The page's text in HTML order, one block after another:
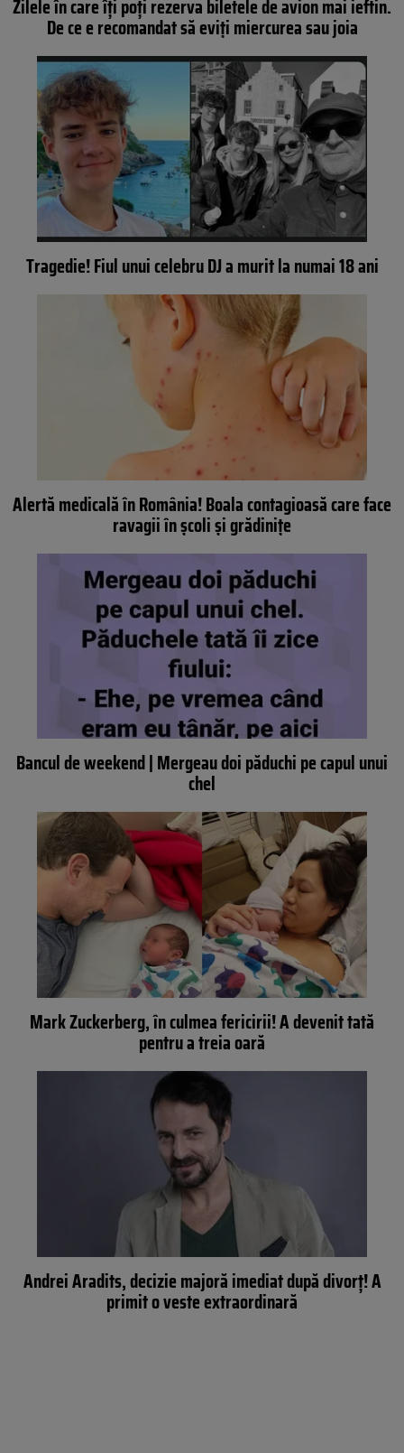
Zilele în care îți poți rezerva biletele de avion mai ieftin.
De ce e recomandat să eviți miercurea sau joia
Tragedie! Fiul unui celebru DJ a murit la numai 18 ani
Alertă medicală în România! Boala contagioasă care face
ravagii în școli și grădinițe
Bancul de weekend | Mergeau doi păduchi pe capul unui
chel
Mark Zuckerberg, în culmea fericirii! A devenit tată
pentru a treia oară
Andrei Aradits, decizie majoră imediat după divorț! A
primit o veste extraordinară